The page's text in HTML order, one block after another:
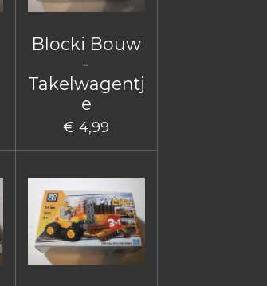
Blocki Bouw
-
Takelwagentj
e
€ 4,99